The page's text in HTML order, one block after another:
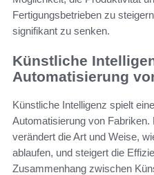
Fertigungsbetrieben zu
signifikant zu senken.
Künstliche
Automatisierung
Künstliche Intelligenz spielt
Automatisierung von Fabriken.
verändert die Art und Weise,
ablaufen, und steigert die
Zusammenhang zwischen